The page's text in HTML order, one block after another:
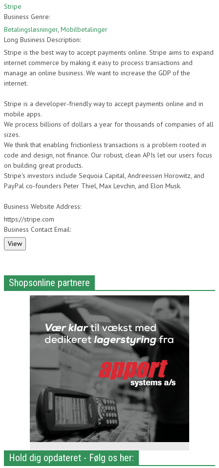
Stripe
Business Genre:
Betalingsløsninger, Mobilbetalinger
Long Business Description:
Stripe is the best way to accept payments online. Stripe aims to expand
internet commerce by making it easy to process transactions and
manage an online business. We want to increase the GDP of the
internet.
Stripe is a developer-friendly way to accept payments online and in
mobile apps.
We process billions of dollars a year for thousands of companies of all
sizes.
We think that enabling frictionless transactions is a problem rooted in
code and design, not finance. Our robust, clean APIs let our users focus
on building great products.
Stripe's investors include Sequoia Capital, Andreessen Horowitz, and
PayPal co-founders Peter Thiel, Max Levchin, and Elon Musk.
Business Website Address:
https://stripe.com
Business Contact Email:
Shopsonline partnere
Hold dig opdateret - Følg os her: